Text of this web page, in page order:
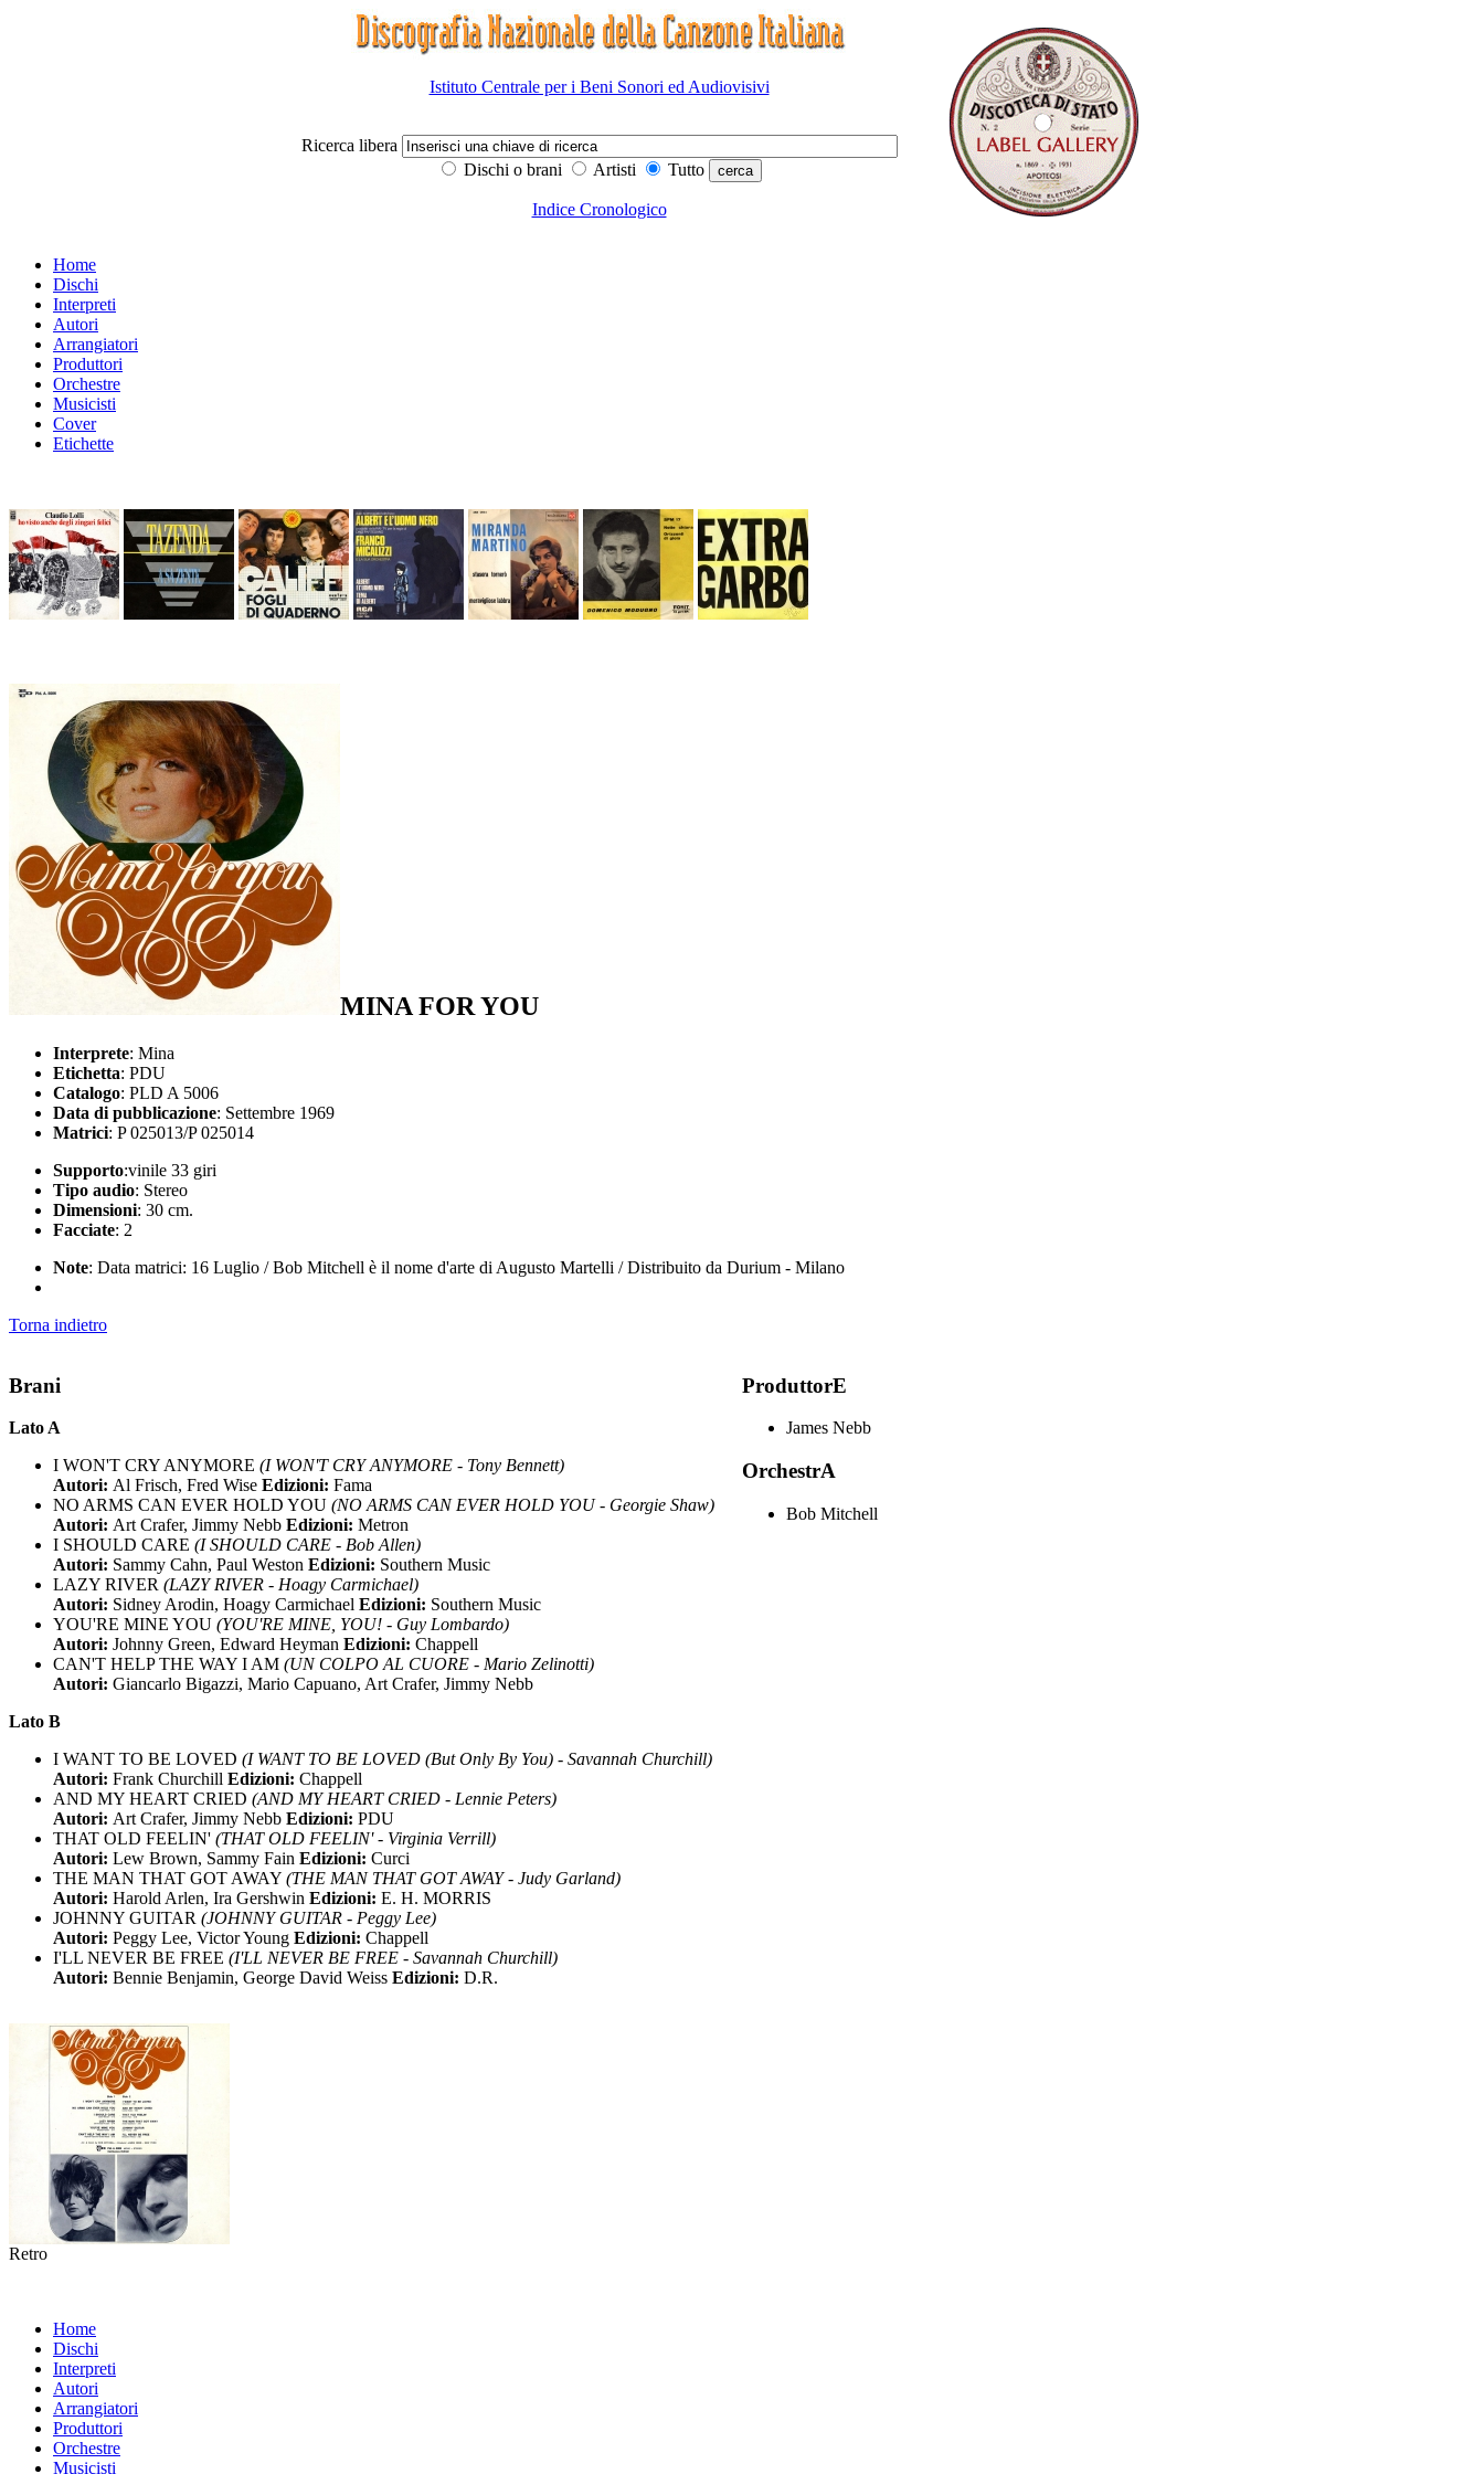
Istituto Centrale per i Beni Sonori ed Audiovisivi
Ricerca libera
Dischi o brani
Artisti Tutto
Indice Cronologico
Home
Dischi
Interpreti
Autori
Arrangiatori
Produttori
Orchestre
Musicisti
Cover
Etichette
MINA FOR YOU
Interprete: Mina
Etichetta: PDU
Catalogo: PLD A 5006
Data di pubblicazione: Settembre 1969
Matrici: P 025013/P 025014
Supporto:vinile 33 giri
Tipo audio: Stereo
Dimensioni: 30 cm.
Facciate: 2
Note: Data matrici: 16 Luglio / Bob Mitchell è il nome d'arte di Augusto Martelli / Distribuito da Durium - Milano
Torna indietro
Brani
Lato A
I WON'T CRY ANYMORE (I WON'T CRY ANYMORE - Tony Bennett)
Autori: Al Frisch, Fred Wise Edizioni: Fama
NO ARMS CAN EVER HOLD YOU (NO ARMS CAN EVER HOLD YOU - Georgie Shaw)
Autori: Art Crafer, Jimmy Nebb Edizioni: Metron
I SHOULD CARE (I SHOULD CARE - Bob Allen)
Autori: Sammy Cahn, Paul Weston Edizioni: Southern Music
LAZY RIVER (LAZY RIVER - Hoagy Carmichael)
Autori: Sidney Arodin, Hoagy Carmichael Edizioni: Southern Music
YOU'RE MINE YOU (YOU'RE MINE, YOU! - Guy Lombardo)
Autori: Johnny Green, Edward Heyman Edizioni: Chappell
CAN'T HELP THE WAY I AM (UN COLPO AL CUORE - Mario Zelinotti)
Autori: Giancarlo Bigazzi, Mario Capuano, Art Crafer, Jimmy Nebb
Lato B
I WANT TO BE LOVED (I WANT TO BE LOVED (But Only By You) - Savannah Churchill)
Autori: Frank Churchill Edizioni: Chappell
AND MY HEART CRIED (AND MY HEART CRIED - Lennie Peters)
Autori: Art Crafer, Jimmy Nebb Edizioni: PDU
THAT OLD FEELIN' (THAT OLD FEELIN' - Virginia Verrill)
Autori: Lew Brown, Sammy Fain Edizioni: Curci
THE MAN THAT GOT AWAY (THE MAN THAT GOT AWAY - Judy Garland)
Autori: Harold Arlen, Ira Gershwin Edizioni: E. H. MORRIS
JOHNNY GUITAR (JOHNNY GUITAR - Peggy Lee)
Autori: Peggy Lee, Victor Young Edizioni: Chappell
I'LL NEVER BE FREE (I'LL NEVER BE FREE - Savannah Churchill)
Autori: Bennie Benjamin, George David Weiss Edizioni: D.R.
ProduttorE
James Nebb
OrchestrA
Bob Mitchell
Retro
Home
Dischi
Interpreti
Autori
Arrangiatori
Produttori
Orchestre
Musicisti